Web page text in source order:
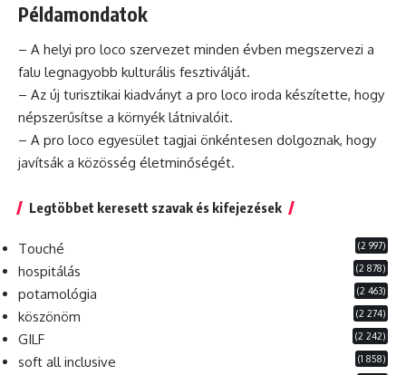
Példamondatok
– A helyi pro loco szervezet minden évben megszervezi a
falu legnagyobb kulturális fesztiválját.
– Az új turisztikai kiadványt a pro loco iroda készítette, hogy
népszerűsítse a környék látnivalóit.
– A pro loco egyesület tagjai önkéntesen dolgoznak, hogy
javítsák a közösség életminőségét.
Legtöbbet keresett szavak és kifejezések
Touché (2 997)
hospitálás (2 878)
potamológia (2 463)
köszönöm (2 274)
GILF (2 242)
soft all inclusive (1 858)